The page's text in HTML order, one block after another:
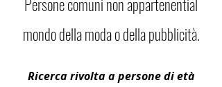
mondo della moda o della pubblicità.
Ricerca rivolta a persone di età